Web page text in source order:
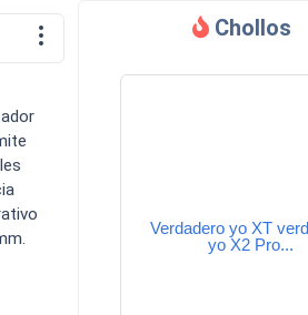
Chollos
Verdadero yo XT
yo X2 Pro...
Comparador